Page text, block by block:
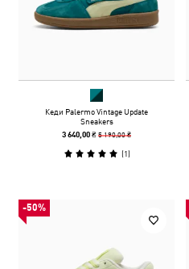
Кеди Palermo Vintage Update
Sneakers
3 640,00 ₴5 190,00 ₴
(1)
-50%